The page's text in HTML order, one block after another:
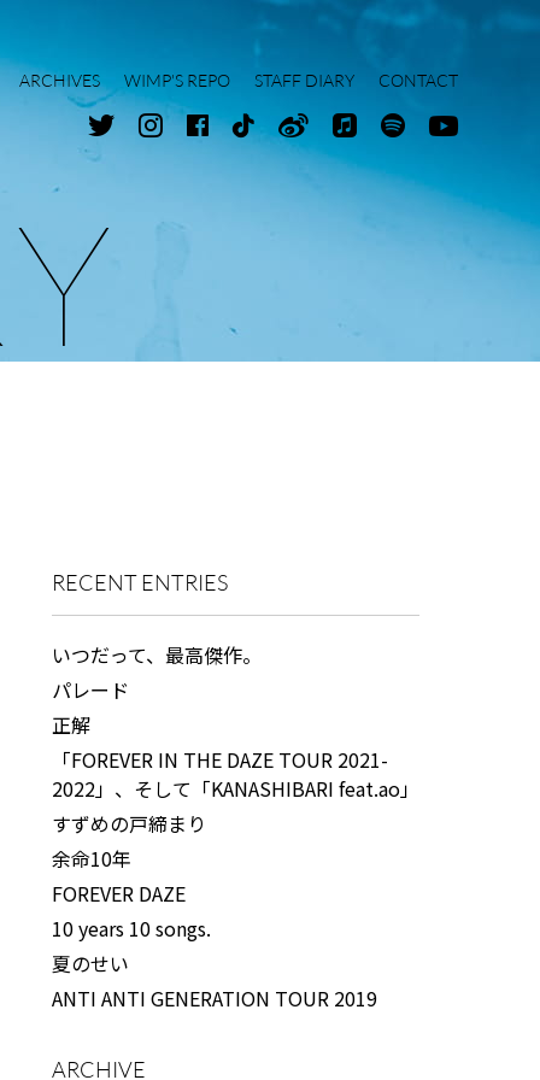
ARCHIVES WIMP'S REPO STAFF DIARY CONTACT
Y
RECENT ENTRIES
いつだって、最高傑作。
パレード
正解
「FOREVER IN THE DAZE TOUR 2021-
2022」、そして「KANASHIBARI feat.ao」
すずめの戸締まり
余命10年
FOREVER DAZE
10 years 10 songs.
夏のせい
ANTI ANTI GENERATION TOUR 2019
ARCHIVE